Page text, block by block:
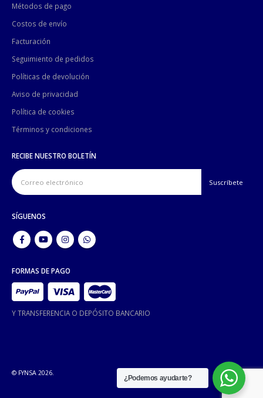
Métodos de pago
Costos de envío
Facturación
Seguimiento de pedidos
Políticas de devolución
Aviso de privacidad
Política de cookies
Términos y condiciones
RECIBE NUESTRO BOLETÍN
SÍGUENOS
FORMAS DE PAGO
Y TRANSFERENCIA O DEPÓSITO BANCARIO
© FYNSA 2026.
¿Podemos ayudarte?